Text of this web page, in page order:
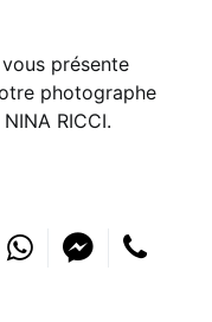
vous présente
photographe
RICCI.